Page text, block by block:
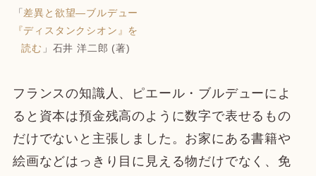
「 差異と欲望―ブルデュー
『ディスタンクシオン』を
読む 」石井 洋二郎 (著)
フランスの知識人、ピエール・ブルデューによ
ると資本は預金残高のように数字で表せるもの
だけでないと主張しました。お家にある書籍や
絵画などはっきり目に見える物だけでなく、免